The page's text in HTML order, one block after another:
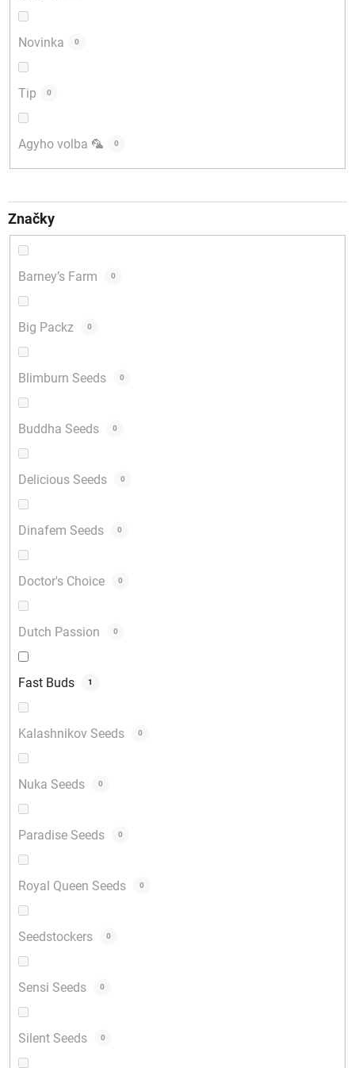
Novinka 0
Tip 0
Agyho volba 🦜 0
Značky
Barney’s Farm 0
Big Packz 0
Blimburn Seeds 0
Buddha Seeds 0
Delicious Seeds 0
Dinafem Seeds 0
Doctor's Choice 0
Dutch Passion 0
Fast Buds 1
Kalashnikov Seeds 0
Nuka Seeds 0
Paradise Seeds 0
Royal Queen Seeds 0
Seedstockers 0
Sensi Seeds 0
Silent Seeds 0